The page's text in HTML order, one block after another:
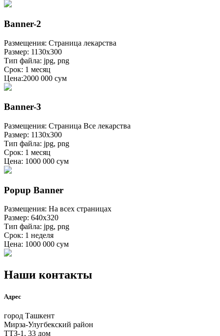
Banner-2
Размещения: Страница лекарства
Размер: 1130х300
Тип файла: jpg, png
Срок: 1 месяц
Цена:2000 000 сум
Banner-3
Размещения: Страница Все лекарства
Размер: 1130х300
Тип файла: jpg, png
Срок: 1 месяц
Цена: 1000 000 сум
Popup Banner
Размещения: На всех страницах
Размер: 640х320
Тип файла: jpg, png
Срок: 1 неделя
Цена: 1000 000 сум
Наши контакты
Адрес
город Ташкент
Мирза-Улугбекский район
ТТЗ-1, 33 дом